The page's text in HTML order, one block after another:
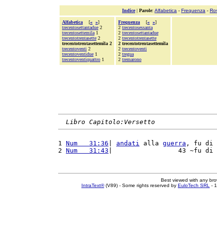
Indice| Parole: Alfabetica - Frequenza -
Alfabetica [« »]
trecentosettantadue 2
trecentosettemila 1
trecentotrentasette 2
trecentotrentasettemila 2
trecentoventi 2
trecentoventidue 1
trecentoventiquattro 1
Frequenza [« »]
2 trecentosessanta
2 trecentosettantadue
2 trecentotrentasette
2 trecentotrentasettemila
2 trecentoventi
2 tregua
2 tremarono
Libro Capitolo:Versetto
1 Num   31:36 andati alla guerra , fu di
2 Num   31:43 |                 43 ~fu di
Best viewed with any
IntraText®(V89) - Some rights reserved by EuloTech SRL -